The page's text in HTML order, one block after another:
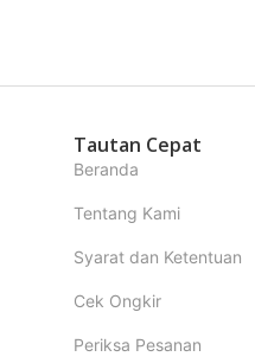
Tautan Cepat
Beranda
Tentang Kami
Syarat dan Ketentuan
Cek Ongkir
Periksa Pesanan